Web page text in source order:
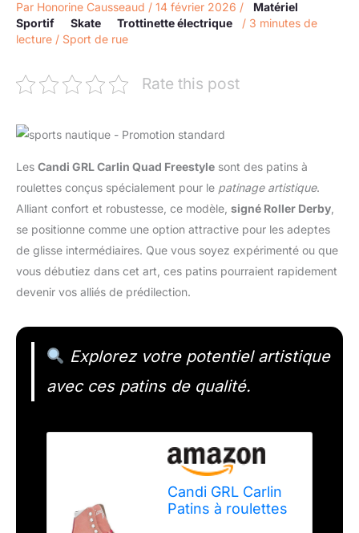
Par Honorine Causseaud / 14 février 2026 /
Matériel
Sportif
Skate Trottinette électrique / 3 minutes de
lecture / Sport de rue
Rate this post
Les Candi GRL Carlin Quad Freestyle sont des patins à
roulettes conçus spécialement pour le patinage artistique.
Alliant confort et robustesse, ce modèle, signé Roller Derby
se positionne comme une option attractive pour les adeptes
de glisse intermédiaires. Que vous soyez expérimenté ou que
vous débutiez dans cet art, ces patins pourraient rapidement
devenir vos alliés de prédilection.
Explorez votre potentiel artistique
avec ces patins de qualité.
Candi GRL Carlin
Patins à roulettes